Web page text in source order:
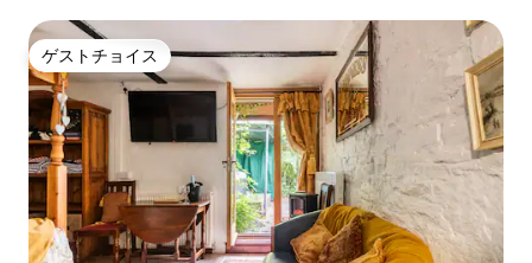
ゲストチョイス
ゲストチョイス